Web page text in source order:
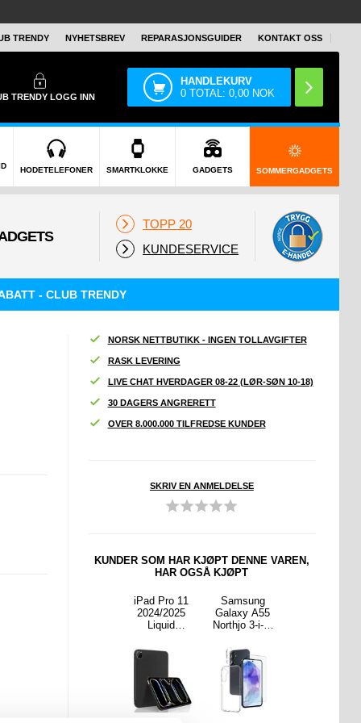
TRENDY NYHETSBREV REPARASJONSGUIDER KONTAKT OSS
TRENDYLOGG INN
HANDLEKURV
0 TOTAL:0,00 NOK
HODETELEFONER SMARTKLOKKE GADGETS SOMMERGADGETS
TOPP 20
KUNDESERVICE
- CLUB TRENDY
NORSK NETTBUTIKK - INGEN TOLLAVGIFTER
RASK LEVERING
LIVE CHAT HVERDAGER 08-22 (LØR-SØN 10-18)
30 DAGERS ANGRERETT
OVER 8.000.000 TILFREDSE KUNDER
SKRIV EN ANMELDELSE
KUNDER SOM HAR KJØPT DENNE VAREN,
HAR OGSÅ KJØPT
iPad Pro 11
2024/2025
Liquid
- Svart
Samsung
Galaxy A55
Northjo 3-i-1-
ett -
gjennomsiktig